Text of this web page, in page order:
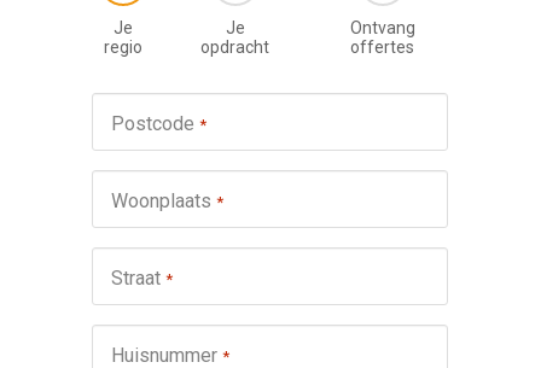
Je
regio
Je
opdracht
Ontvang
offertes
Postcode *
Woonplaats *
Straat *
Huisnummer *